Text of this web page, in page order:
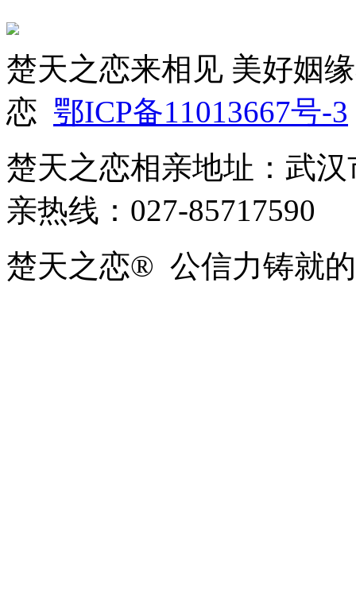
楚天之恋来相见 美好姻
恋 鄂ICP备11013667号-3
楚天之恋相亲地址：武
亲热线：027-85717590
楚天之恋® 公信力铸就